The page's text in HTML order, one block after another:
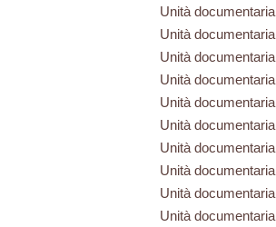
Unità documentaria
Unità documentaria
Unità documentaria
Unità documentaria
Unità documentaria
Unità documentaria
Unità documentaria
Unità documentaria
Unità documentaria
Unità documentaria